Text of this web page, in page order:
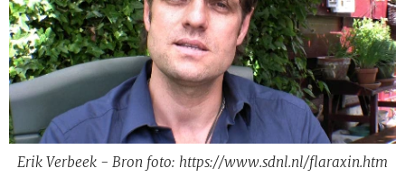
Erik Verbeek - Bron foto: https://www.sdnl.nl/flaraxin.htm